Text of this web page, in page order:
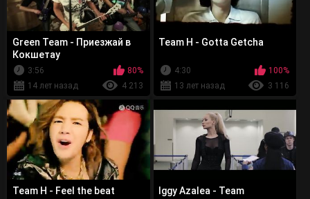
Green Team - Приезжай в
Кокшетау
3:56
80%
14 лет назад
4 213
Team H - Gotta Getcha
4:30
100%
13 лет назад
3 116
Team H - Feel the beat Iggy Azalea - Team